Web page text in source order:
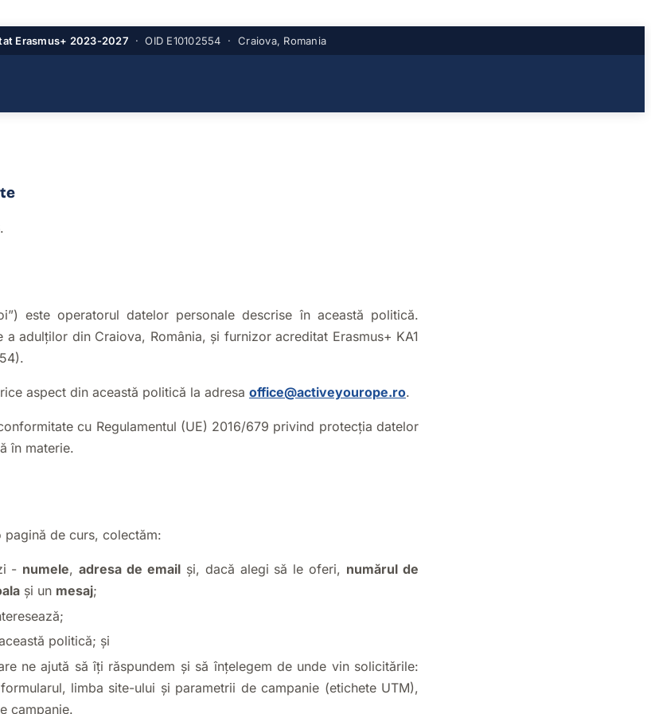
Erasmus+ 2023-2027 · OID E10102554 · Craiova, Romania
este operatorul datelor personale descrise în această politică.
a adulților din Craiova, România, și furnizor acreditat Erasmus+ KA1
aspect din această politică la adresa office@activeyourope.ro.
cu Regulamentul (UE) 2016/679 privind protecția datelor
în materie.
de curs, colectăm:
- numele,adresa de emailși, dacă alegi să le oferi, numărul de
și un mesaj;
politică; și
ne ajută să îți răspundem și să înțelegem de unde vin solicitările:
limba site-ului și parametrii de campanie (etichete UTM),
campanie.